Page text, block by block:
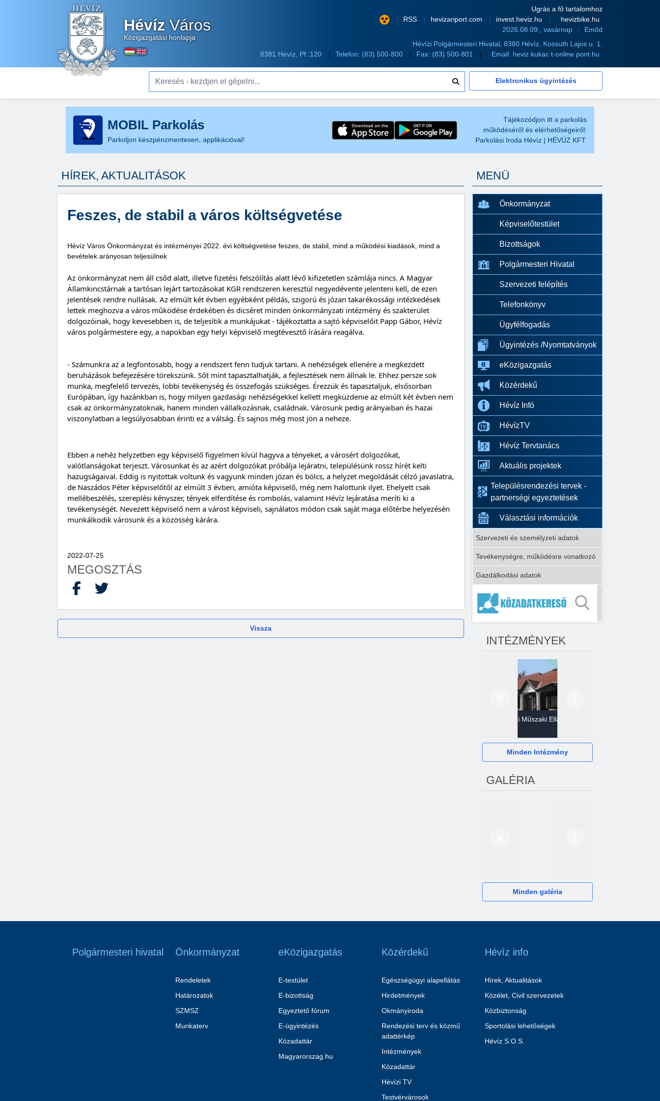
HévízVáros
Közigazgatási honlapja
Ugrás a fő tartalomhoz
RSS
hevizariport.com invest.heviz.hu
hevizbike.hu
2026.08.09., vasárnap
Emőd
Hévízi Polgármesteri Hivatal, 8380 Hévíz, Kossuth Lajos u. 1.
8381 Hévíz, Pf.:120
Telefon: (83) 500-800 Fax: (83) 500-801 Email: heviz kukac t-online pont hu
Keresés - kezdjen el gépelni...
Elektronikus ügyintézés
MOBIL Parkolás
Parkoljon készpénzmentesen, applikációval!
Tájékozódjon itt a parkolás
működéséről és elérhetőségeiről:
Parkolási Iroda Hévíz | HÉVÜZ KFT.
HÍREK, AKTUALITÁSOK
Feszes, de stabil a város költségvetése
Hévíz Város Önkormányzat és intézményei 2022. évi költségvetése feszes, de stabil, mind a mûködési kiadások, mind a
bevételek arányosan teljesülnek
Az önkormányzat nem áll csőd alatt, illetve fizetési felszólítás alatt lévő kifizetetlen számlája nincs. A Magyar
Államkincstárnak a tartósan lejárt tartozásokat KGR rendszeren keresztül negyedévente jelenteni kell, de ezen
jelentések rendre nullásak. Az elmúlt két évben egyébként példás, szigorú és józan takarékossági intézkedések
lettek meghozva a város mûködése érdekében és dicséret minden önkormányzati intézmény és szakterület
dolgozóinak, hogy kevesebben is, de teljesítik a munkájukat - tájékoztatta a sajtó képviselőit Papp Gábor, Hévíz
város polgármestere egy, a napokban egy helyi képviselő megtévesztő írására reagálva.
- Számunkra az a legfontosabb, hogy a rendszert fenn tudjuk tartani. A nehézségek ellenére a megkezdett
beruházások befejezésére törekszünk. Sőt mint tapasztalhatják, a fejlesztések nem állnak le. Ehhez persze sok
munka, megfelelő tervezés, lobbi tevékenység és összefogás szükséges. Érezzük és tapasztaljuk, elsősorban
Európában, így hazánkban is, hogy milyen gazdasági nehézségekkel kellett megküzdenie az elmúlt két évben nem
csak az önkormányzatoknak, hanem minden vállalkozásnak, családnak. Városunk pedig arányaiban és hazai
viszonylatban a legsúlyosabban érinti ez a válság. És sajnos még most jön a neheze.
Ebben a nehéz helyzetben egy képviselő figyelmen kívül hagyva a tényeket, a városért dolgozókat,
valótlanságokat terjeszt. Városunkat és az azért dolgozókat próbálja lejáratni, településünk rossz hírét kelti
hazugságaival. Eddig is nyitottak voltunk és vagyunk minden józan és bölcs, a helyzet megoldását célzó javaslatra,
de Naszádos Péter képviselőtől az elmúlt 3 évben, amióta képviselő, még nem halottunk ilyet. Ehelyett csak
mellébeszélés, szereplési kényszer, tények elferdítése és rombolás, valamint Hévíz lejáratása meríti ki a
tevékenységét. Nevezett képviselő nem a várost képviseli, sajnálatos módon csak saját maga előtérbe helyezésén
munkálkodik városunk és a közösség kárára.
2022-07-25
MEGOSZTÁS
Facebook
X
Vissza
MENÜ
Önkormányzat
Képviselőtestület
Bizottságok
Polgármesteri Hivatal
Szervezeti felépítés
Telefonkönyv
Ügyfélfogadás
Ügyintézés /Nyomtatványok
eKözigazgatás
Közérdekű
Hévíz Infó
HévízTV
Hévíz Tervtanács
Aktuális projektek
Településrendezési tervek -
partnerségi egyeztetések
Választási információk
Szervezeti és személyzeti adatok
Tevékenységre, működésre vonatkozó
Gazdálkodási adatok
INTÉZMÉNYEK
Gazdasági Műszaki Ellátó
Minden Intézmény
GALÉRIA
Minden galéria
Polgármesteri hivatal Önkormányzat
Rendeletek
Határozatok
SZMSZ
Munkaterv
eKözigazgatás
E-testület
E-bizottság
Egyeztető fórum
E-ügyintézés
Közadattár
Magyarorszag.hu
Közérdekű
Egészségügyi alapellátás
Hirdetmények
Okmányiroda
Rendezési terv és közmű
adattérkép
Intézmények
Közadattár
Hévízi TV
Testvérvárosok
Hévíz info
Hírek, Aktualitások
Közélet, Civil szervezetek
Közbiztonság
Sportolási lehetőségek
Hévíz S.O.S.